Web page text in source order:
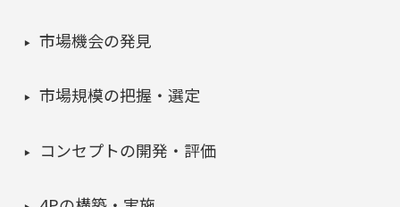
市場機会の発見
市場規模の把握・選定
コンセプトの開発・評価